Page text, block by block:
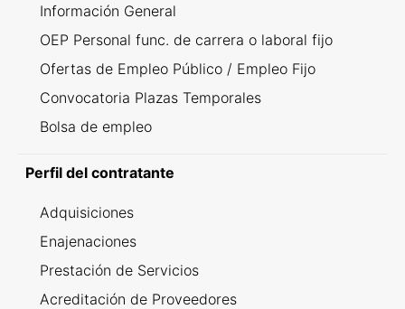
Información General
OEP Personal func. de carrera o laboral fijo
Ofertas de Empleo Público / Empleo Fijo
Convocatoria Plazas Temporales
Bolsa de empleo
Perfil del contratante
Adquisiciones
Enajenaciones
Prestación de Servicios
Acreditación de Proveedores